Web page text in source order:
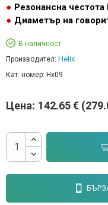
Резонансна честота
Диаметър на
В наличност
Производител: Helix
Кат. номер: Hx09
Цена: 142.65 €